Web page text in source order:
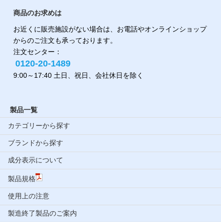
商品のお求めは
お近くに販売施設がない場合は、お電話やオンラインショップ
からのご注文も承っております。
注文センター：
0120-20-1489
9:00～17:40 土日、祝日、会社休日を除く
製品一覧
カテゴリーから探す
ブランドから探す
成分表示について
製品規格
使用上の注意
製造終了製品のご案内